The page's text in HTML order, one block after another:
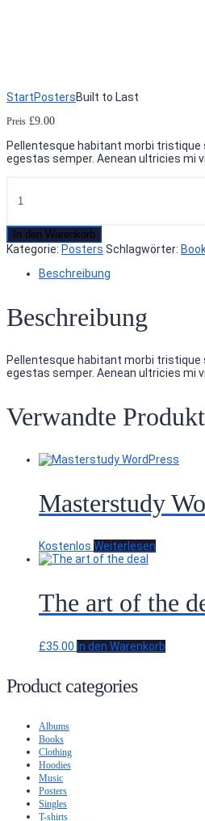
StartPostersBuilt to Last
Preis £9.00
Pellentesque habitant morbi
egestas semper. Aenean ultricies mi
In den Warenkorb
Kategorie: Posters Schlagwörter:
Beschreibung
Beschreibung
Pellentesque habitant morbi
egestas semper. Aenean ultricies mi
Verwandte
Masterstudy
Kostenlos Weiterlesen
The art of the
£35.00 In den Warenkorb
Product categories
Albums
Books
Clothing
Hoodies
Music
Posters
Singles
T-shirts